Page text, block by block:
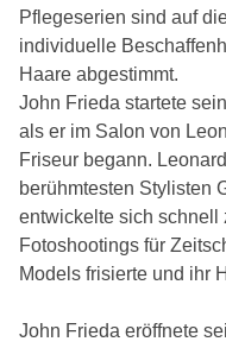
Pflegeserien sind auf
individuelle
Haare abgestimmt.
John Frieda startete
als er im Salon von
Friseur begann.
berühmtesten Stylisten
entwickelte sich schnell
Fotoshootings für
Models frisierte und ihr
John Frieda eröffnete